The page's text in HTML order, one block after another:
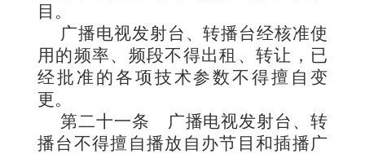
目。
广播电视发射台、转播台经核准使
用的频率、频段不得出租、转让，已
经批准的各项技术参数不得擅自变
更。
第二十一条 广播电视发射台、转
播台不得擅自播放自办节目和插播广